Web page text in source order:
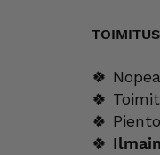
🍀
🍀
🍀
🍀